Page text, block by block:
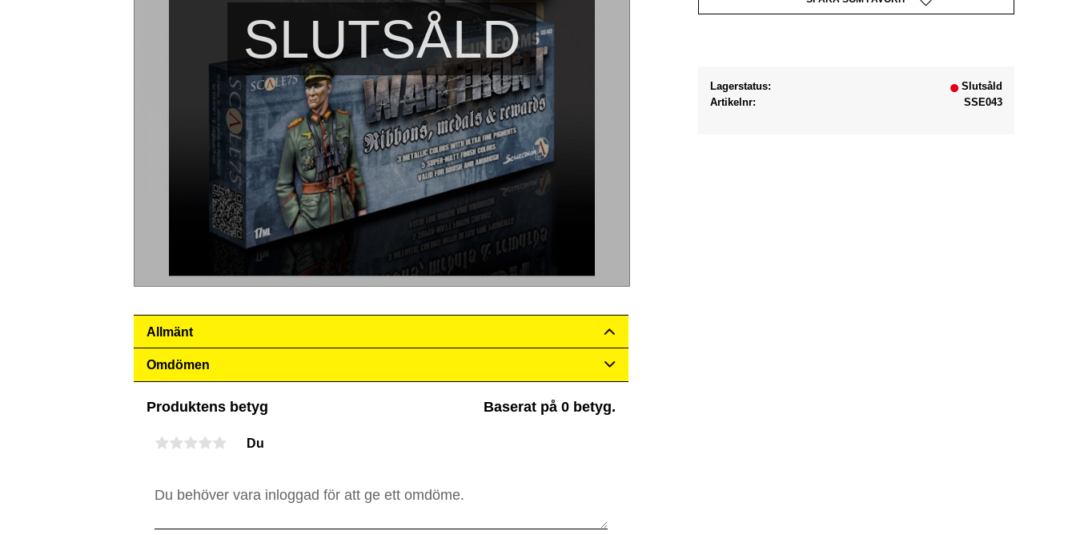
SLUTSÅLD
Lägg till i favoriter
Lagerstatus
Slutsåld
Artikelnr
SSE043
Allmänt
Omdömen
Produktens betyg Baserat på 0 betyg.
Du